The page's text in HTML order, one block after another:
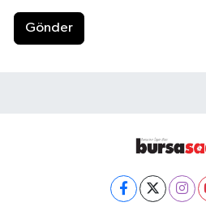
Gönder